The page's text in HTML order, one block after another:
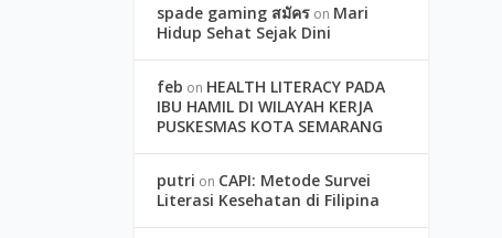
spade gaming สมัครon Mari
Hidup Sehat Sejak Dini
feb on HEALTH LITERACY PADA
IBU HAMIL DI WILAYAH KERJA
PUSKESMAS KOTA SEMARANG
putri on CAPI: Metode Survei
Literasi Kesehatan di Filipina